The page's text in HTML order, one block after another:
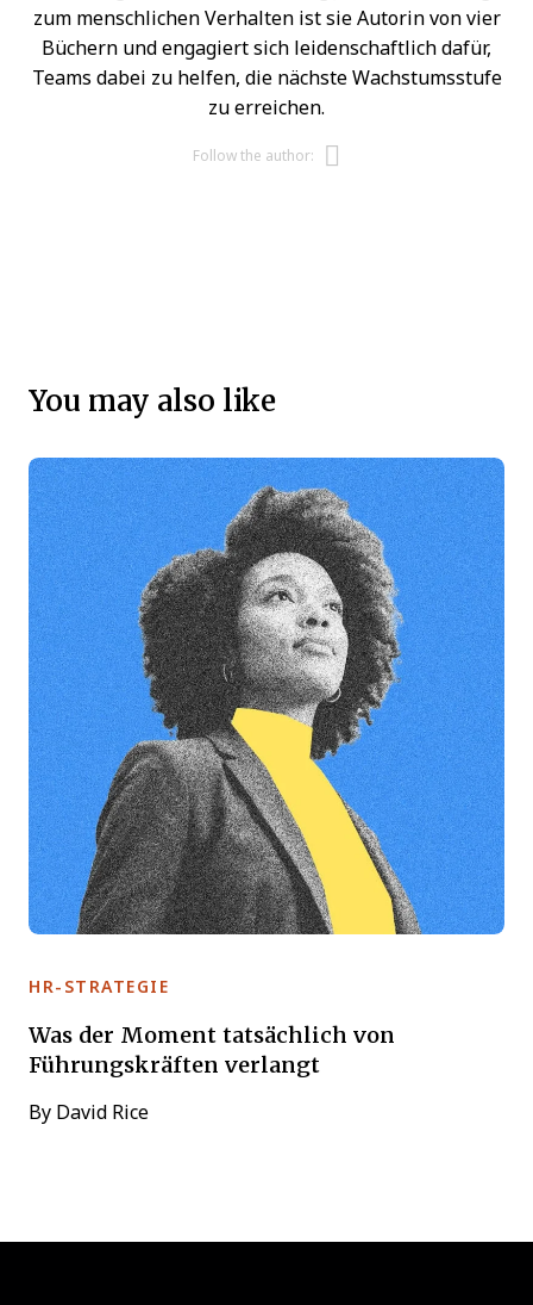
zum menschlichen Verhalten ist sie Autorin von vier
Büchern und engagiert sich leidenschaftlich dafür,
Teams dabei zu helfen, die nächste Wachstumsstufe
zu erreichen.
Follow the author:
You may also like
HR-STRATEGIE
Was der Moment tatsächlich von
Führungskräften verlangt
By David Rice